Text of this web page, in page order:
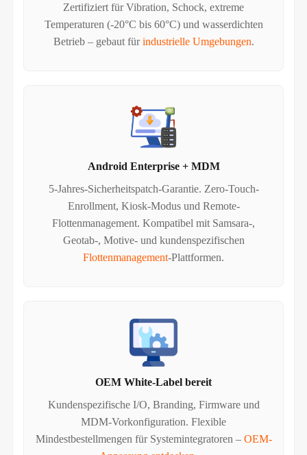
Zertifiziert für Vibration, Schock, extreme
Temperaturen (-20°C bis 60°C) und wasserdichten
Betrieb – gebaut fürindustrielle Umgebungen.
Android Enterprise + MDM
5-Jahres-Sicherheitspatch-Garantie. Zero-Touch-
Enrollment, Kiosk-Modus und Remote-
Flottenmanagement. Kompatibel mit Samsara-,
Geotab-, Motive- und kundenspezifischen
Flottenmanagement-Plattformen.
OEM White-Label bereit
Kundenspezifische I/O, Branding, Firmware und
MDM-Vorkonfiguration. Flexible
Mindestbestellmengen für Systemintegratoren – OEM-